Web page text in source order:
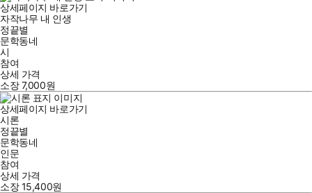
상세페이지 바로가기
자작나무 내 인생
정끝별
문학동네
시
참여
상세 가격
소장7,000원
상세페이지 바로가기
시론
정끝별
문학동네
인문
참여
상세 가격
소장15,400원